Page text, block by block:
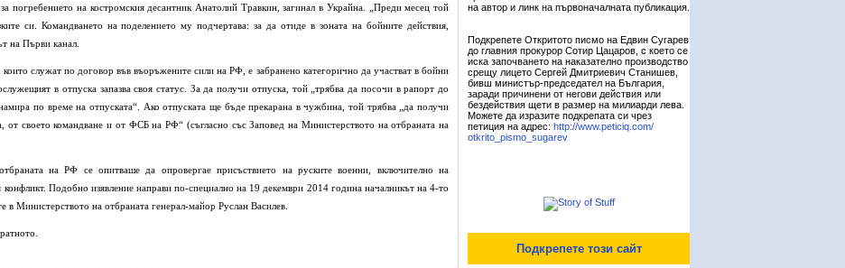
погребението на костромския десантник Анатолий Травкин, загинал в Украйна. „Преди месец той
си. Командването на поделението му подчертава: за да отиде в зоната на бойните действия,
на Първи канал.
служат по договор във въоръжените сили на РФ, е забранено категорично да участват в бойни
в отпуска запазва своя статус. За да получи отпуска, той „трябва да посочи в рапорт до
по време на отпуската“. Ако отпуската ще бъде прекарана в чужбина, той трябва „да получи
от своето командване и от ФСБ на РФ“ (съгласно със Заповед на Министерството на отбраната на
на РФ се опитваше да опровергае присъствието на руските военни, включително на
конфликт. Подобно изявление направи по-специално на 19 декември 2014 година началникът на 4-то
в Министерството на отбраната генерал-майор Руслан Василев.
на автор и линк на първоначалната публикация.
Подкрепете Откритото писмо на Едвин Сугарев
до главния прокурор Сотир Цацаров, с което се
иска започването на наказателно производство
срещу лицето Сергей Дмитриевич Станишев,
бивш министър-председател на България,
заради причинени от негови действия или
бездействия щети в размер на милиарди лева.
Можете да изразите подкрепата си чрез
петиция на адрес: http://www.peticiq.com/
otkrito_pismo_sugarev
Подкрепете този сайт